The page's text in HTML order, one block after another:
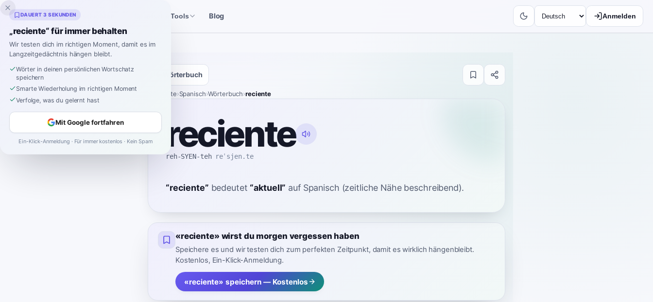
Inklingo Geschichten Spanische Tools Blog Anmelden
Wörterbuch
Startseite›Spanisch›Wörterbuch›reciente
reciente
reh-SYEN-teh reˈsjen.te
“reciente” bedeutet “aktuell” auf Spanisch (zeitliche Nähe beschreibend).
«reciente» wirst du morgen vergessen haben
Speichere es und wir testen dich zum perfekten Zeitpunkt, damit es wirklich hängenbleibt.
Kostenlos, Ein-Klick-Anmeldung.
«reciente» speichern — Kostenlos
DAUERT 3 SEKUNDEN
„reciente“ für immer behalten
Wir testen dich im richtigen Moment, damit es im
Langzeitgedächtnis hängen bleibt.
Wörter in deinen persönlichen Wortschatz
speichern
Smarte Wiederholung im richtigen Moment
Verfolge, was du gelernt hast
Mit Google fortfahren
Ein-Klick-Anmeldung · Für immer kostenlos · Kein Spam